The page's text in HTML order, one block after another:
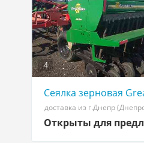
4
Сеялка зерновая
доставка из г.Днепр
Открыты для